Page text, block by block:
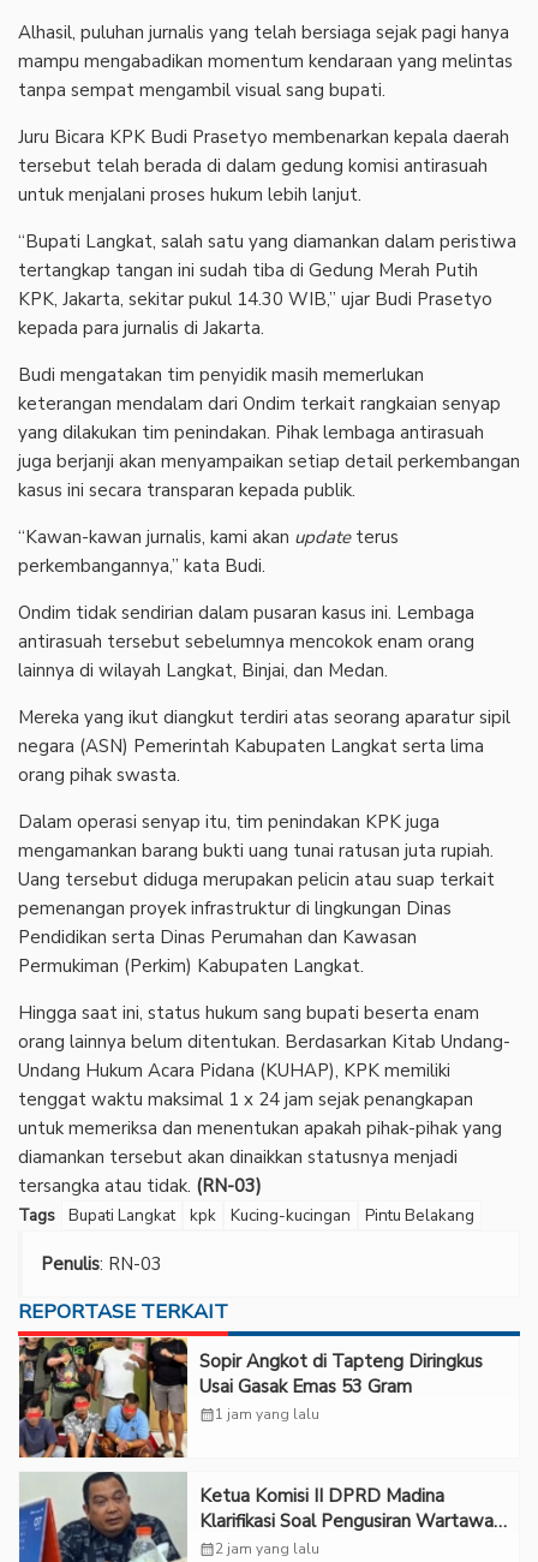
Alhasil, puluhan jurnalis yang telah bersiaga sejak pagi hanya
mampu mengabadikan momentum kendaraan yang melintas
tanpa sempat mengambil visual sang bupati.
Juru Bicara KPK Budi Prasetyo membenarkan kepala daerah
tersebut telah berada di dalam gedung komisi antirasuah
untuk menjalani proses hukum lebih lanjut.
“Bupati Langkat, salah satu yang diamankan dalam peristiwa
tertangkap tangan ini sudah tiba di Gedung Merah Putih
KPK, Jakarta, sekitar pukul 14.30 WIB,” ujar Budi Prasetyo
kepada para jurnalis di Jakarta.
Budi mengatakan tim penyidik masih memerlukan
keterangan mendalam dari Ondim terkait rangkaian senyap
yang dilakukan tim penindakan. Pihak lembaga antirasuah
juga berjanji akan menyampaikan setiap detail perkembangan
kasus ini secara transparan kepada publik.
“Kawan-kawan jurnalis, kami akan updateterus
perkembangannya,” kata Budi.
Ondim tidak sendirian dalam pusaran kasus ini. Lembaga
antirasuah tersebut sebelumnya mencokok enam orang
lainnya di wilayah Langkat, Binjai, dan Medan.
Mereka yang ikut diangkut terdiri atas seorang aparatur sipil
negara (ASN) Pemerintah Kabupaten Langkat serta lima
orang pihak swasta.
Dalam operasi senyap itu, tim penindakan KPK juga
mengamankan barang bukti uang tunai ratusan juta rupiah.
Uang tersebut diduga merupakan pelicin atau suap terkait
pemenangan proyek infrastruktur di lingkungan Dinas
Pendidikan serta Dinas Perumahan dan Kawasan
Permukiman (Perkim) Kabupaten Langkat.
Hingga saat ini, status hukum sang bupati beserta enam
orang lainnya belum ditentukan. Berdasarkan Kitab Undang-
Undang Hukum Acara Pidana (KUHAP), KPK memiliki
tenggat waktu maksimal 1 x 24 jam sejak penangkapan
untuk memeriksa dan menentukan apakah pihak-pihak yang
diamankan tersebut akan dinaikkan statusnya menjadi
tersangka atau tidak. (RN-03)
Tags Bupati Langkat kpk Kucing-kucingan Pintu Belakang
Penulis: RN-03
REPORTASE TERKAIT
Sopir Angkot di Tapteng Diringkus
Usai Gasak Emas 53 Gram
calendar_month1 jam yang lalu
Ketua Komisi II DPRD Madina
Klarifikasi Soal Pengusiran Wartawan
dari Ruang RDP
calendar_month2 jam yang lalu